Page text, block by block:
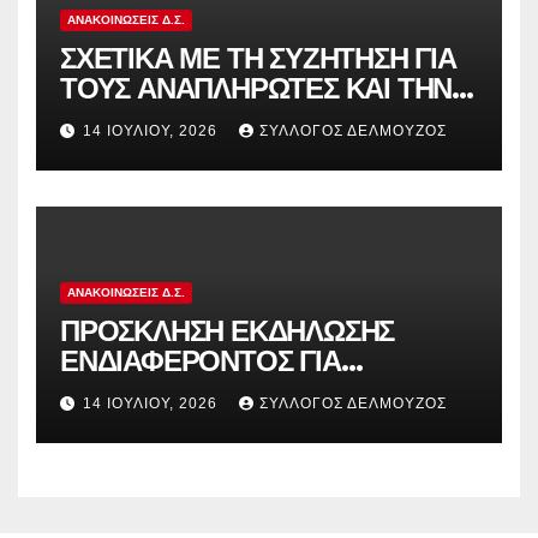
ΑΝΑΚΟΙΝΏΣΕΙΣ Δ.Σ.
ΣΧΕΤΙΚΑ ΜΕ ΤΗ ΣΥΖΗΤΗΣΗ ΓΙΑ
ΤΟΥΣ ΑΝΑΠΛΗΡΩΤΕΣ ΚΑΙ ΤΗΝ
ΠΑΡΑΠΟΜΠΗ ΤΗΣ ΕΛΛΑΔΑΣ
ΣΤΟ ΕΥΡΩΠΑΪΚΟ ΔΙΚΑΣΤΗΡΙΟ
14 ΙΟΥΛΊΟΥ, 2026 ΣΎΛΛΟΓΟΣ ΔΕΛΜΟΎΖΟΣ
ΑΝΑΚΟΙΝΏΣΕΙΣ Δ.Σ.
ΠΡΟΣΚΛΗΣΗ ΕΚΔΗΛΩΣΗΣ
ΕΝΔΙΑΦΕΡΟΝΤΟΣ ΓΙΑ
ΚΑΤΑΣΚΗΝΩΣΕΙΣ ΔΟΕ
14 ΙΟΥΛΊΟΥ, 2026 ΣΎΛΛΟΓΟΣ ΔΕΛΜΟΎΖΟΣ